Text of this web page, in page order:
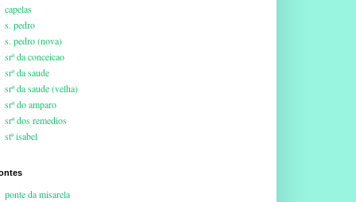
capelas
s. pedro
s. pedro (nova)
srª da conceicao
srª da saude
srª da saude (velha)
srª do amparo
srª dos remedios
stª isabel
ponte da misarela